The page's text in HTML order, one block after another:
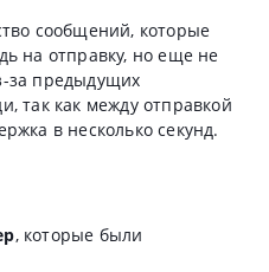
сообщений, которые
на отправку, но еще не
за предыдущих
так как между отправкой
в несколько секунд.
, которые были